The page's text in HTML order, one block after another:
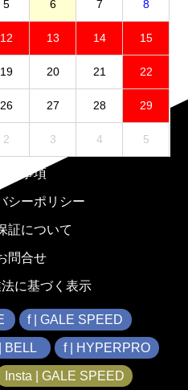
5 6 7 8
12 13 14 15
19 20 21 22
26 27 28 29
2 3 4 5
免責事項
シーポリシー
証について
問合せ
に基づく表示
f | GALE SPEED
BELL f | HYPERPRO
Insta | GALE SPEED